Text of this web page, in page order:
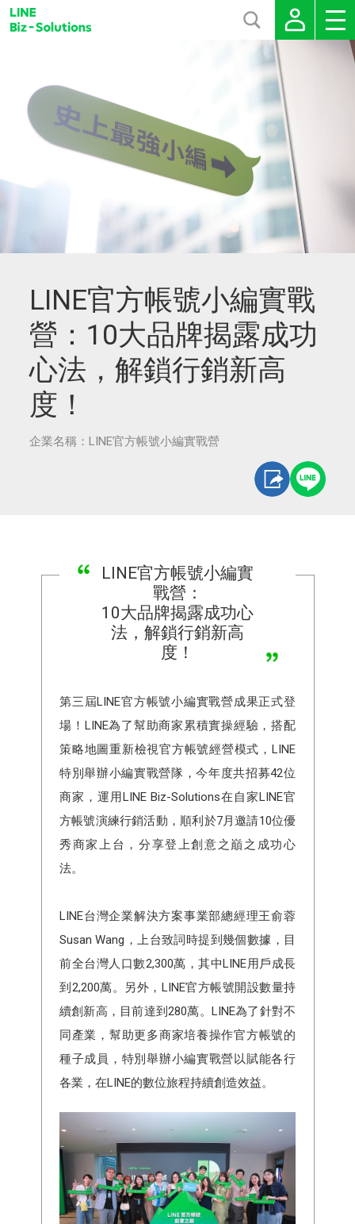
LINE官方帳號小編實戰
營：10大品牌揭露成功
心法，解鎖行銷新高
度！
企業名稱：LINE官方帳號小編實戰營
LINE官方帳號小編實
戰營：
10大品牌揭露成功心
法，解鎖行銷新高
度！
第三屆LINE官方帳號小編實戰營成果正式登
場！LINE為了幫助商家累積實操經驗，搭配
策略地圖重新檢視官方帳號經營模式，LINE
特別舉辦小編實戰營隊，今年度共招募42位
商家，運用LINE Biz-Solutions在自家LINE官
方帳號演練行銷活動，順利於7月邀請10位優
秀商家上台，分享登上創意之巔之成功心
法。
LINE台灣企業解決⽅案事業部總經理王俞蓉
Susan Wang，上台致詞時提到幾個數據，目
前全台灣人口數2,300萬，其中LINE用戶成長
到2,200萬。另外，LINE官方帳號開設數量持
續創新高，目前達到280萬。LINE為了針對不
同產業，幫助更多商家培養操作官方帳號的
種子成員，特別舉辦小編實戰營以賦能各行
各業，在LINE的數位旅程持續創造效益。